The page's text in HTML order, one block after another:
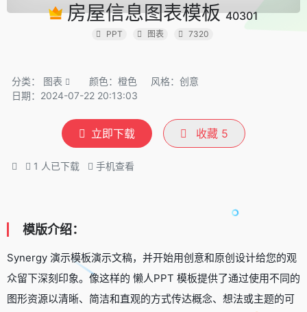
房屋信息图表模板40301
PPT 图表 7320
分类： 图表 颜色：橙色
风格：创意
日期：2024-07-22 20:13:03
立即下载 收藏 5
1 人已下载 手机查看
模版介绍：
Synergy 演示模板演示文稿，并开始用创意和原创设计给您的观
众留下深刻印象。像这样的 懒人PPT 模板提供了通过使用不同的
图形资源以清晰、简洁和直观的方式传达概念、想法或主题的可